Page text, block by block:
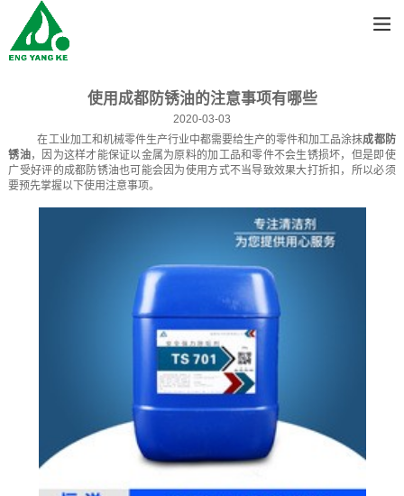
使用成都防锈油的注意事项有哪些
2020-03-03
在工业加工和机械零件生产行业中都需要给生产的零件和加工品涂抹成都防
锈油，因为这样才能保证以金属为原料的加工品和零件不会生锈损坏，但是即使
广受好评的成都防锈油也可能会因为使用方式不当导致效果大打折扣，所以必须
要预先掌握以下使用注意事项。